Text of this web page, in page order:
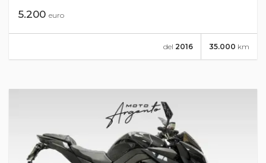
5.200 euro
35.000 km
del 2016